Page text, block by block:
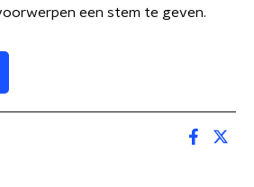
een stem te geven.